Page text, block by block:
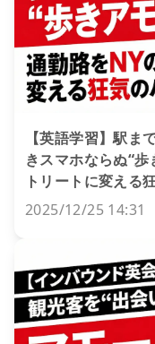
【英語学習】駅
きスマホならぬ“
トリートに変える
2025/12/25 14:31